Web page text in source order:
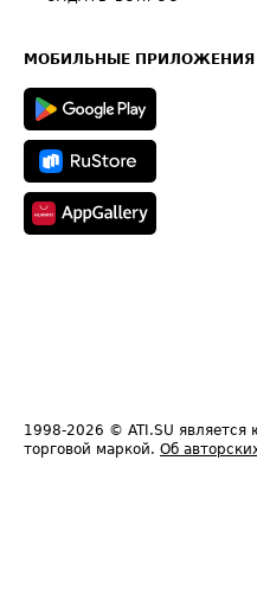
Техническая информация
МОБИЛЬНЫЕ ПРИЛОЖЕНИЯ
1998-2026 © ATI.SU является
торговой маркой. Об